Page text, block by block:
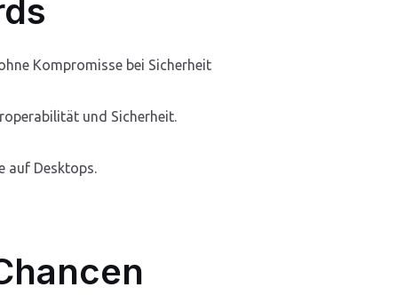
Kompromisse bei Sicherheit
und Sicherheit.
auf Desktops.